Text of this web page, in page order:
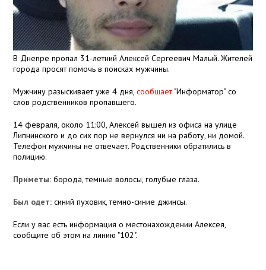
В Днепре пропал 31-летний Алексей Сергеевич Малый. Жителей
города просят помочь в поисках мужчины.
Мужчину разыскивает уже 4 дня,сообщает"Информатор" со
слов родственников пропавшего.
14 февраля, около 11:00, Алексей вышел из офиса на улице
Липнинского и до сих пор не вернулся ни на работу, ни домой.
Телефон мужчины не отвечает. Родственники обратились в
полицию.
Приметы: борода, темные волосы, голубые глаза.
Был одет: синий пуховик, темно-синие джинсы.
Если у вас есть информация о местонахождении Алексея,
сообщите об этом на линию "102".